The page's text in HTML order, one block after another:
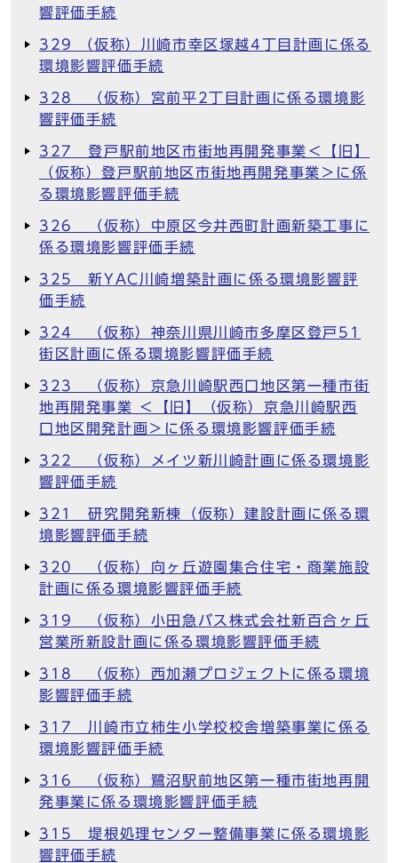
響評価手続
329 （仮称）川崎市幸区塚越4丁目計画に係る
環境影響評価手続
328 （仮称）宮前平2丁目計画に係る環境影
響評価手続
327 登戸駅前地区市街地再開発事業＜【旧】
（仮称）登戸駅前地区市街地再開発事業＞に係
る環境影響評価手続
326 （仮称）中原区今井西町計画新築工事に
係る環境影響評価手続
325 新YAC川崎増築計画に係る環境影響評
価手続
324 （仮称）神奈川県川崎市多摩区登戸51
街区計画に係る環境影響評価手続
323 （仮称）京急川崎駅西口地区第一種市街
地再開発事業 ＜【旧】（仮称）京急川崎駅西
口地区開発計画＞に係る環境影響評価手続
322 （仮称）メイツ新川崎計画に係る環境影
響評価手続
321 研究開発新棟（仮称）建設計画に係る環
境影響評価手続
320 （仮称）向ヶ丘遊園集合住宅・商業施設
計画に係る環境影響評価手続
319 （仮称）小田急バス株式会社新百合ヶ丘
営業所新設計画に係る環境影響評価手続
318 （仮称）西加瀬プロジェクトに係る環境
影響評価手続
317 川崎市立柿生小学校校舎増築事業に係る
環境影響評価手続
316 （仮称）鷺沼駅前地区第一種市街地再開
発事業に係る環境影響評価手続
315 堤根処理センター整備事業に係る環境影
響評価手続